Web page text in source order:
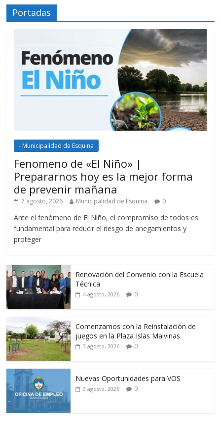
Portadas
- Municipalidad de Esquina
Fenomeno de «El Niño» |
Prepararnos hoy es la mejor forma
de prevenir mañana
7 agosto, 2026 Municipalidad de Esquina 0
Ante el fenómeno de El Niño, el compromiso de todos es
fundamental para reducir el riesgo de anegamientos y
proteger
Renovación del Convenio con la Escuela
Técnica
4 agosto, 2026 0
Comenzamos con la Reinstalación de
juegos en la Plaza Islas Malvinas
3 agosto, 2026 0
Nuevas Oportunidades para VOS
3 agosto, 2026 0